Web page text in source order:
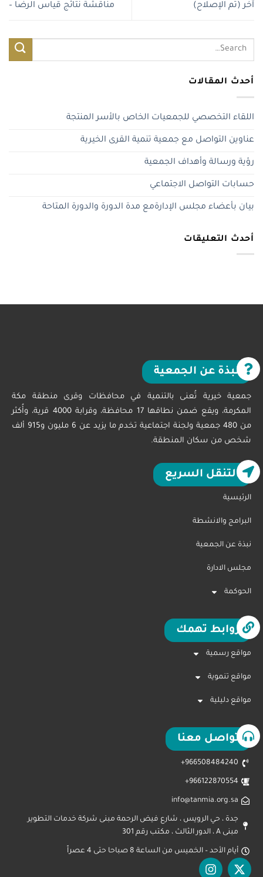
آخر (تم الإصلاح)
مناقشة نتائج قياس الرضا –
أحدث المقالات
اللقاء التخصصي للجمعيات الخاص بالأسر المنتجة
عناوين التواصل مع جمعية تنمية القرى الخيرية
رؤية ورسالة وأهداف الجمعية
حسابات التواصل الاجتماعي
بيان بأعضاء مجلس الإدارةمع مدة الدورة والدورة المتاحة
أحدث التعليقات
نبذة عن الجمعية
جمعية خيرية تُعنى بالتنمية في محافظات وقرى منطقة مكة
المكرمة، ويقع ضمن نطاقها 17 محافظة، وقرابة 4000 قرية، وأُكثر
من 480 جمعية ولجنة اجتماعية تخدم ما يزيد عن 6 مليون و915 ألف
شخص من سكان المنطقة.
التنقل السريع
الرئيسية
البرامج والانشطة
نبذة عن الجمعية
مجلس الادارة
الحوكمة
روابط تهمك
مواقع رسمية
مواقع تنموية
مواقع دليلية
تواصل معنا
966508484240+
966122870554+
info@tanmia.org.sa
جدة ، حي الرويس ، شارع فيض الرحمة مبنى شركة خدمات التطوير
مبنى A ، الدور الثالث ، مكتب رقم 301
أيام الأحد – الخميس من الساعة 8 صباحا حتى 4 عصراً